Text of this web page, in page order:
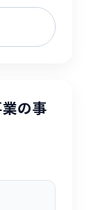
の事